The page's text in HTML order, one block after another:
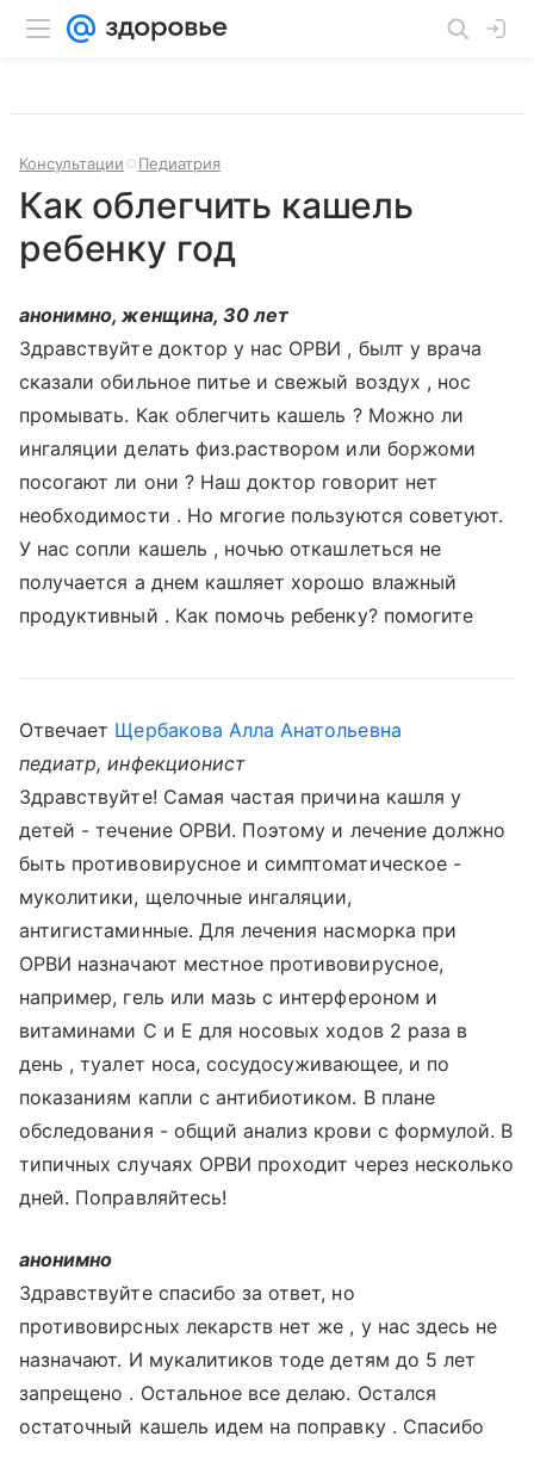
Консультации Педиатрия
Как облегчить кашель
ребенку год
анонимно, женщина, 30 лет
Здравствуйте доктор у нас ОРВИ , былт у врача
сказали обильное питье и свежый воздух , нос
промывать. Как облегчить кашель ? Можно ли
ингаляции делать физ.раствором или боржоми
посогают ли они ? Наш доктор говорит нет
необходимости . Но мгогие пользуются советуют.
У нас сопли кашель , ночью откашлеться не
получается а днем кашляет хорошо влажный
продуктивный . Как помочь ребенку? помогите
Отвечает Щербакова Алла Анатольевна
педиатр, инфекционист
Здравствуйте! Самая частая причина кашля у
детей - течение ОРВИ. Поэтому и лечение должно
быть противовирусное и симптоматическое -
муколитики, щелочные ингаляции,
антигистаминные. Для лечения насморка при
ОРВИ назначают местное противовирусное,
например, гель или мазь с интерфероном и
витаминами С и Е для носовых ходов 2 раза в
день , туалет носа, сосудосуживающее, и по
показаниям капли с антибиотиком. В плане
обследования - общий анализ крови с формулой. В
типичных случаях ОРВИ проходит через несколько
дней. Поправляйтесь!
анонимно
Здравствуйте спасибо за ответ, но
противовирсных лекарств нет же , у нас здесь не
назначают. И мукалитиков тоде детям до 5 лет
запрещено . Остальное все делаю. Остался
остаточный кашель идем на поправку . Спасибо